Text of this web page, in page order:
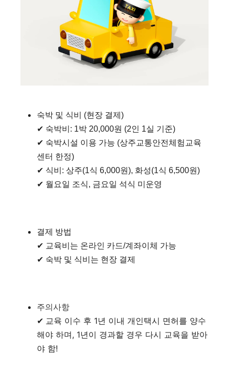
숙박 및 식비 (현장 결제)
✔ 숙박비: 1박 20,000원 (2인 1실 기준)
✔ 숙박시설 이용 가능 (상주교통안전체험교육
센터 한정)
✔ 식비: 상주(1식 6,000원), 화성(1식 6,500원)
✔ 월요일 조식, 금요일 석식 미운영
결제 방법
✔ 교육비는 온라인 카드/계좌이체 가능
✔ 숙박 및 식비는 현장 결제
주의사항
✔ 교육 이수 후 1년 이내 개인택시 면허를 양수
해야 하며, 1년이 경과할 경우 다시 교육을 받아
야 함!